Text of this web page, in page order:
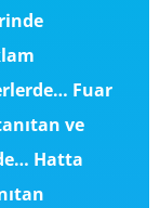
Fuar
ve
Hatta